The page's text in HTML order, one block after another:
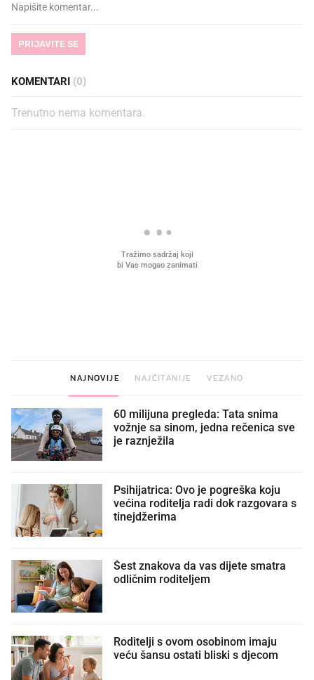
PRIJAVITE SE
KOMENTARI (0)
Trenutno nema komentara.
NAJNOVIJE NAJČITANIJE VEZANO
60 milijuna pregleda: Tata snima
vožnje sa sinom, jedna rečenica sve
je raznježila
Psihijatrica: Ovo je pogreška koju
većina roditelja radi dok razgovara s
tinejdžerima
Šest znakova da vas dijete smatra
odličnim roditeljem
Roditelji s ovom osobinom imaju
veću šansu ostati bliski s djecom